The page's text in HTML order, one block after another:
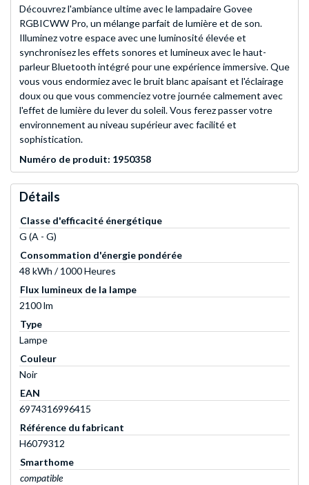
Découvrez l'ambiance ultime avec le lampadaire Govee
RGBICWW Pro, un mélange parfait de lumière et de son.
Illuminez votre espace avec une luminosité élevée et
synchronisez les effets sonores et lumineux avec le haut-
parleur Bluetooth intégré pour une expérience immersive. Que
vous vous endormiez avec le bruit blanc apaisant et l'éclairage
doux ou que vous commenciez votre journée calmement avec
l'effet de lumière du lever du soleil. Vous ferez passer votre
environnement au niveau supérieur avec facilité et
sophistication.
Numéro de produit: 1950358
Détails
Classe d'efficacité énergétique
G (A - G)
Consommation d'énergie pondérée
48 kWh / 1000 Heures
Flux lumineux de la lampe
2100 lm
Type
Lampe
Couleur
Noir
EAN
6974316996415
Référence du fabricant
H6079312
Smarthome
compatible